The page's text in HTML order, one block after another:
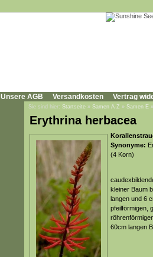
Unsere AGB Versandkosten Vertrag
Sie sind hier: Startseite » Samen A-Z » Samen E
Erythrina herbacea
Synonyme:
(4 Korn)
kleiner Baum
langen und 6
pfeilförmigen,
60cm langen